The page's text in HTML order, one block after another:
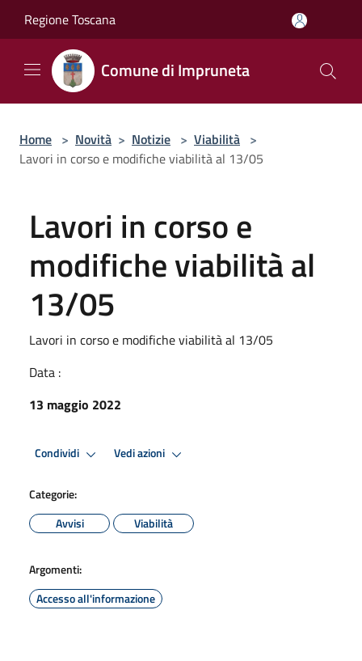
Regione Toscana
Comune di Impruneta
Home > Novità > Notizie > Viabilità >
Lavori in corso e modifiche viabilità al 13/05
Lavori in corso e
modifiche viabilità al
13/05
Lavori in corso e modifiche viabilità al 13/05
Data :
13 maggio 2022
Condividi Vedi azioni
Categorie:
Avvisi
Viabilità
Argomenti:
Accesso all'informazione